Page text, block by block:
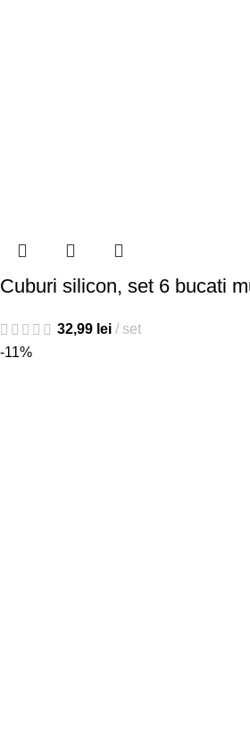
Cuburi silicon, set 6 bucati
32,99 lei
set
-11%